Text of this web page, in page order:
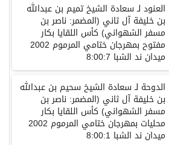
العنود لـسعادة الشيخ تميم بن عبدالله
بن خليفة آل ثاني (المضمر: ناصر بن
مسفر الشهواني)كأس اللقايا بكار
مفتوح بمهرجان ختامي المرموم 2002
ميدان ند الشبا 8:00:7
الدوحة لـسعادة الشيخ سحيم بن عبدالله
بن خليفة آل ثاني (المضمر: ناصر بن
مسفر الشهواني)كأس اللقايا بكار
محليات بمهرجان ختامي المرموم 2002
ميدان ند الشبا 8:00:1